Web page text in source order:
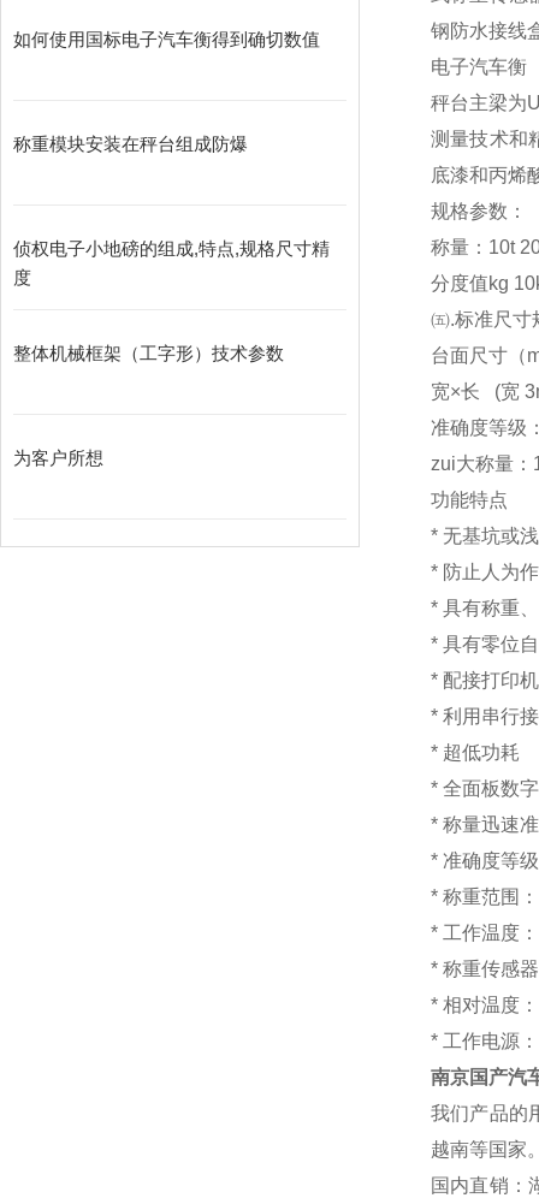
如何使用国标电子汽车衡得到确切数值
称重模块安装在秤台组成防爆
侦权电子小地磅的组成,特点,规格尺寸精
度
整体机械框架（工字形）技术参数
为客户所想
钢防水接线
电子汽车衡
秤台主梁为
测量技术和
底漆和丙烯
规格参数：
称量：10t
分度值kg
㈤.标准尺寸
台面尺寸（
宽×长 (宽
准确度等级
zui大称量：
功能特点
* 无基坑
* 防止人为
* 具有称重
* 具有零
* 配接打
* 利用串行
* 超低
* 全面板数
* 称量迅速
* 准确度
* 称重范
* 工作温
* 称重传
* 相对温
* 工作电源
南京国产汽
我们产品的
越南等国家
国内直销：